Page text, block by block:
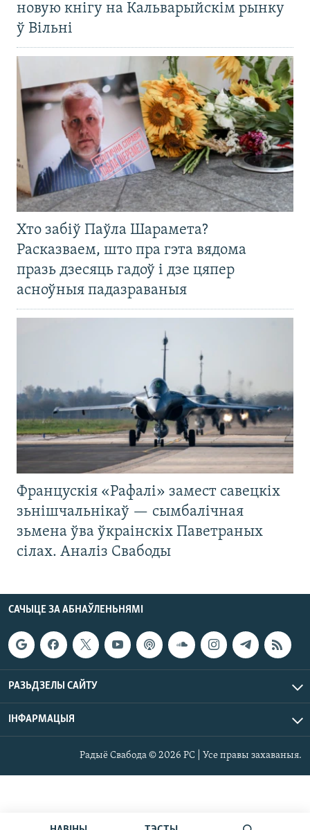
новую кнігу на Кальварыйскім рынку
ў Вільні
Хто забіў Паўла Шарамета?
Расказваем, што пра гэта вядома
празь дзесяць гадоў і дзе цяпер
асноўныя падазраваныя
Францускія «Рафалі» замест савецкіх
зьнішчальнікаў — сымбалічная
зьмена ўва ўкраінскіх Паветраных
сілах. Аналіз Свабоды
САЧЫЦЕ ЗА АБНАЎЛЕНЬНЯМІ
РАЗЬДЗЕЛЫ САЙТУ
ІНФАРМАЦЫЯ
Радыё Свабода © 2026 РС | Усе правы захаваныя.